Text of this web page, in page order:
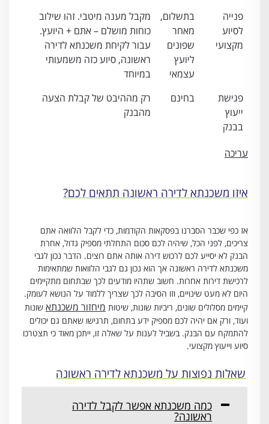
עריכה
פנייה
לסיוע
מקצועי
בתשלום,
מאחר
שפונים
ליועץ
עצמאי
מקבל מענה מיטבי. זהו שילוב
כוחות מושלם – אתם + היועץ.
עבור לקיחת משכנתא לדירה
ראשונה, סיוע כזה משמעותי
במיוחד
פגישת
ייעוץ
בבנק
בחינם
רק מההיבט של קבלת הצעה
מהבנק
איזו משכנתא לדירה ראשונה תתאים לכם?
אז כפי שכבר הסברנו בפסקאות הקודמות, כדי לקבל הלוואה אתם
צריכים, לפני הכל, שיהיה לכם סכום התחלתי מספיק גדול, אחרת
הבנק לא יסייע לכם לרכוש דירה אותה אתם רוצים. הדבר נכון לגבי
משכנתא לדירה ראשונה אך הוא נכון גם לגבי הלוואות שמתאימות
לרכישת דירות אחרות. חשוב שתהיו מודעים לכך שבתחום מתקיימים
היום לא מעט שינויים, וזו הסיבה לכך שצריך ללמוד על הנושא לעומק.
קיימים מסלולים שונים, ריביות שונות, שיטות מיחזור משכנתא שונות
ועוד, ורק אם יהיה לכם מספיק ידע בתחום, תרגישו שאתם גם יכולים
להתמקח עם הבנק. בשביל לענות על שאלה זו, ייתכן מאוד כי תצטרכו
סיוע וייעוץ מקצועי.
שאלות נפוצות על משכנתא לדירה ראשונה
כמה משכנתא אפשר לקבל לדירה
ראשונה?